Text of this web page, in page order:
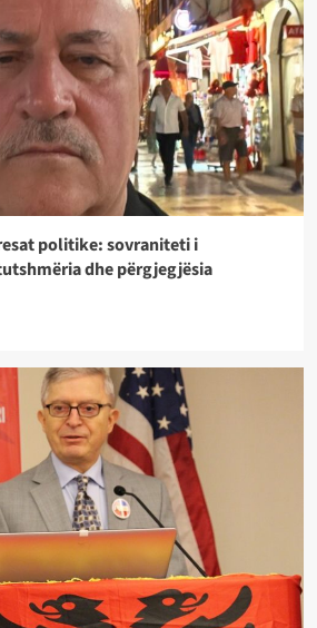
politike: sovraniteti i
dhe përgjegjësia